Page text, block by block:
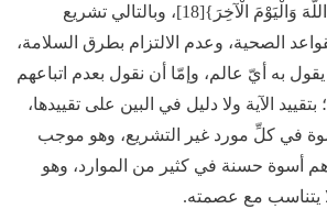
حَسَنَةٌ لِمَنْ كَانَ يَرْجُو اللَّهَ وَالْيَوْمَ الْآخِرَ}[18]، وبالتالي تشريع
الصحية، وعدم الالتزام بطرق السلامة،
يقول به أيّ عالم، وإمّا أن نقول بعدم اتباعهم
الآية ولا دليل في البين على تقييدها،
في كلِّ مورد غير التشريع، وهو موجب
أسوة حسنة في كثير من الموارد، وهو
يتناسب مع عصمته.